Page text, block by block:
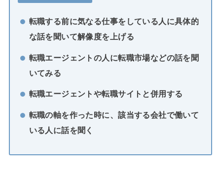
転職する前に気なる仕事をしている人に具体的
な話を聞いて解像度を上げる
転職エージェントの人に転職市場などの話を聞
いてみる
転職エージェントや転職サイトと併用する
転職の軸を作った時に、該当する会社で働いて
いる人に話を聞く